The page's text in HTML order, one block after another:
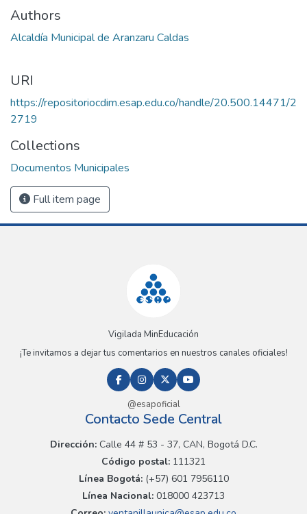
Authors
Alcaldía Municipal de Aranzaru Caldas
URI
https://repositoriocdim.esap.edu.co/handle/20.500.14471/2
2719
Collections
Documentos Municipales
Full item page
Vigilada MinEducación
¡Te invitamos a dejar tus comentarios en nuestros canales oficiales!
@esapoficial
Contacto Sede Central
Dirección:Calle 44 # 53 - 37, CAN, Bogotá D.C.
Código postal: 111321
Línea Bogotá:(+57) 601 7956110
Línea Nacional: 018000 423713